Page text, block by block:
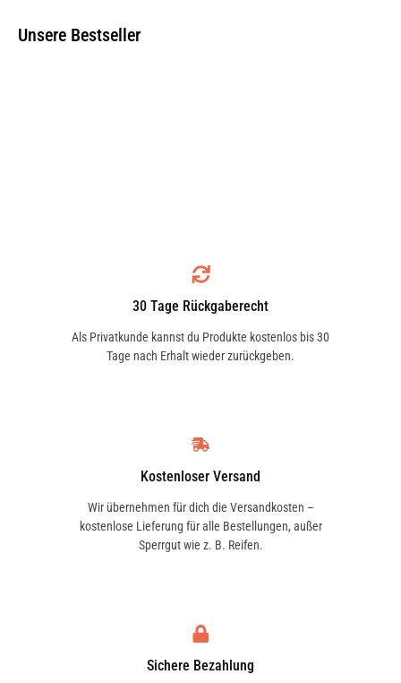
Unsere Bestseller
30 Tage Rückgaberecht
Als Privatkunde kannst du Produkte kostenlos bis 30
Tage nach Erhalt wieder zurückgeben.
Kostenloser Versand
Wir übernehmen für dich die Versandkosten –
kostenlose Lieferung für alle Bestellungen, außer
Sperrgut wie z. B. Reifen.
Sichere Bezahlung